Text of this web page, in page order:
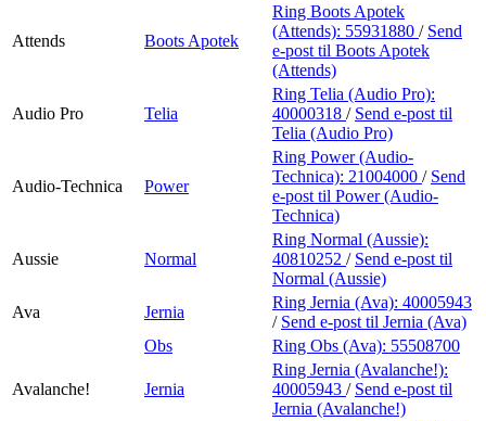
Attends Boots Apotek
Ring Boots Apotek
(Attends): 55931880 / Send
e-post til Boots Apotek
(Attends)
Audio Pro Telia
Ring Telia (Audio Pro):
40000318 / Send e-post til
Telia (Audio Pro)
Audio-Technica Power
Ring Power (Audio-
Technica): 21004000 / Send
e-post til Power (Audio-
Technica)
Aussie Normal
Ring Normal (Aussie):
40810252 / Send e-post til
Normal (Aussie)
Ava
Jernia
Ring Jernia (Ava): 40005943
/ Send e-post til Jernia (Ava)
Obs
Ring Obs (Ava): 55508700
Avalanche! Jernia
Ring Jernia (Avalanche!):
40005943 / Send e-post til
Jernia (Avalanche!)